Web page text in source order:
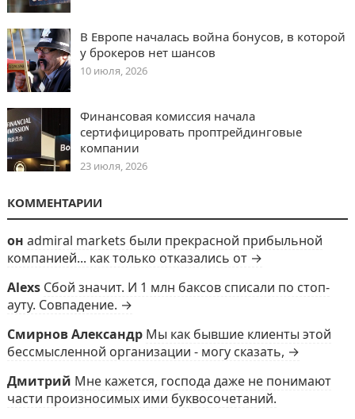
В Европе началась война бонусов, в которой
у брокеров нет шансов
10 июля, 2026
Финансовая комиссия начала
сертифицировать проптрейдинговые
компании
23 июля, 2026
КОММЕНТАРИИ
он admiral markets были прекрасной прибыльной
компанией... как только отказались от →
Alexs Сбой значит. И 1 млн баксов списали по стоп-
ауту. Совпадение. →
Смирнов Александр Мы как бывшие клиенты этой
бессмысленной организации - могу сказать, →
Дмитрий Мне кажется, господа даже не понимают
части произносимых ими буквосочетаний.